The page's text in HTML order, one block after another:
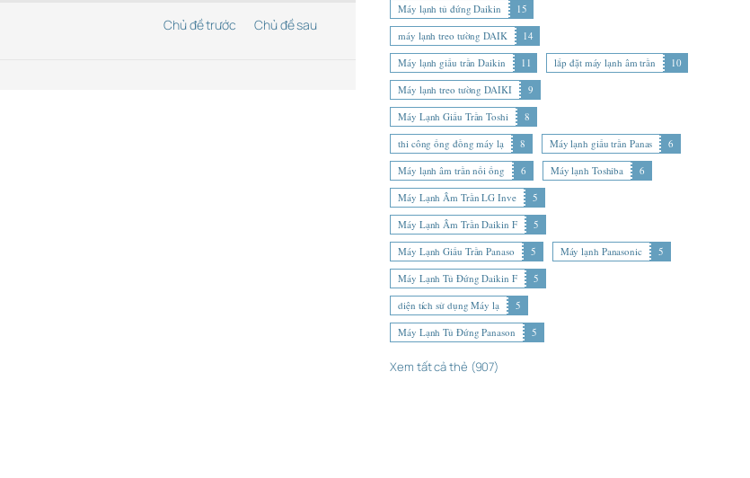
Chủ đề trước Chủ đề sau
Máy lạnh tủ đứng Daikin
15
máy lạnh treo tường DAIK
14
Máy lạnh giấu trần Daikin
11 lắp đặt máy lạnh âm trần
10
Máy lạnh treo tường DAIKI
9
Máy Lạnh Giấu Trần Toshi
8
thi công ống đồng máy lạ
8 Máy lạnh giấu trần Panas
6
Máy lạnh âm trần nối ống
6 Máy lạnh Toshiba
6
Máy Lạnh Âm Trần LG Inve
5
Máy Lạnh Âm Trần Daikin F
5
Máy Lạnh Giấu Trần Panaso
5 Máy lạnh Panasonic
5
Máy Lạnh Tủ Đứng Daikin F
5
diện tích sử dụng Máy lạ
5
Máy Lạnh Tủ Đứng Panason
5
Xem tất cả thẻ (907)